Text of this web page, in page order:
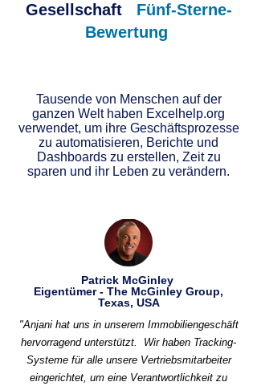
Gesellschaft
Fünf-Sterne-
Bewertung
Tausende von Menschen auf der
ganzen Welt haben Excelhelp.org
verwendet, um ihre Geschäftsprozesse
zu automatisieren, Berichte und
Dashboards zu erstellen, Zeit zu
sparen und ihr Leben zu verändern.
Patrick McGinley
Eigentümer - The McGinley Group,
Texas, USA
"Anjani hat uns in unserem Immobiliengeschäft
hervorragend unterstützt.
Wir haben Tracking-
Systeme für alle unsere Vertriebsmitarbeiter
eingerichtet, um eine Verantwortlichkeit zu